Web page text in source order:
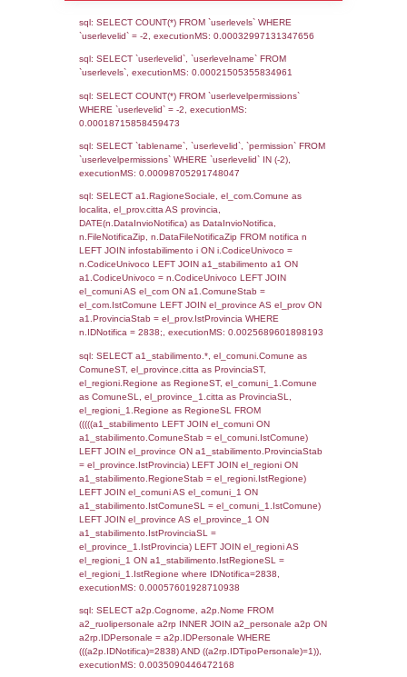
SEZIONE F (pubblico) - DESCRIZIONE
DELL'AMBIENTE/TERRITORIO
SEZIONE H (pubblico) - DESCRIZIONE
STABILIMENTO E RIEPILOGO SOSTANZE
DI CUI ALL'ALLEGATO 1 DEL DECRETO
DELLA DIRETTIVA 2012/18/UE
SEZIONE L (pubblico) - INFORMAZIONI
INCIDENTALI CON IMPATTO
STABILIMENTO
Indietro
Debug
sql: SELECT COUNT(*) FROM `userlevels`
`userlevelid` = -2, executionMS:
sql: SELECT `userlevelid`, `userlevelname`
sql: SELECT COUNT(*) FROM
WHERE `userlevelid` = -2, executionMS: